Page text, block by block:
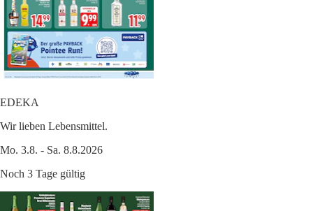
EDEKA
Wir lieben Lebensmittel.
Mo. 3.8. - Sa. 8.8.2026
Noch 3 Tage gültig